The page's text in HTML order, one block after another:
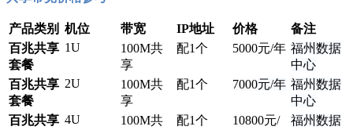
产品类别 机位 带宽 IP地址 价格
备注
百兆共享
套餐
1U
100M共
享
配1个 5000元/年 福州数据
中心
百兆共享
套餐
2U
100M共
享
配1个 7000元/年 福州数据
中心
百兆共享 4U
100M共
配1个 10800元/
福州数据